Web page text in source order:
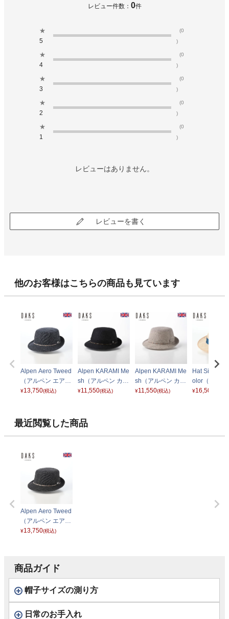
レビュー件数： 0件
★
5
(0
)
★
4
(0
)
★
3
(0
)
★
2
(0
)
★
1
(0
)
レビューはありません。
レビューを書く
他のお客様はこちらの商品も見ています
Alpen Aero Tweed
（アルペン エアロ
ツイード） D3015
¥13,750(税込)
Alpen KARAMI Me
sh（アルペン カラ
ミメッシュ） D29
¥11,550(税込)
Alpen KARAMI Me
sh（アルペン カラ
ミメッシュ） D29
¥11,550(税込)
Hat
olor（ハット
マイ バイカ
¥16,500
最近閲覧した商品
Alpen Aero Tweed
（アルペン エアロ
ツイード） D3015
¥13,750(税込)
商品ガイド
帽子サイズの測り方
日常のお手入れ